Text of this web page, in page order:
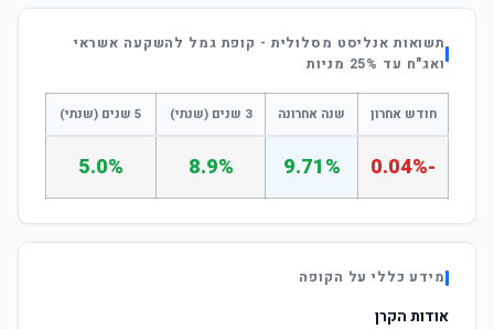
תשואות אנליסט מסלולית - קופת גמל להשקעה אשראי
ואג"ח עד 25% מניות
חודש אחרון שנה אחרונה 3 שנים (שנתי) 5 שנים (שנתי)
-0.04%
9.71%
8.9%
5.0%
מידע כללי על הקופה
אודות הקרן